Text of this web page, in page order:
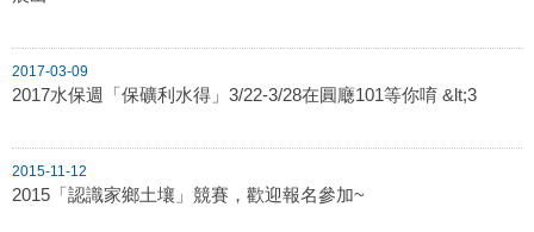
2017-03-09
2017水保週「保礦利水得」3/22-3/28在圓廰101等你唷 &lt;3
2015-11-12
2015「認識家鄉土壤」競賽，歡迎報名參加~